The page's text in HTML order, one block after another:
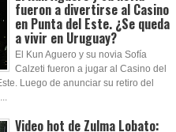
fueron a divertirse al Casino
en Punta del Este. ¿Se queda
a vivir en Uruguay?
El Kun Aguero y su novia Sofía
Calzeti fueron a jugar al Casino del
Luego de anunciar su retiro del
Video hot de Zulma Lobato: